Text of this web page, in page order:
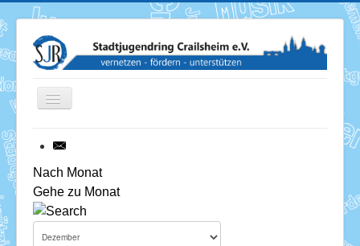
Toggle
News
Termine
Über uns
Nach Monat
Gehe zu Monat